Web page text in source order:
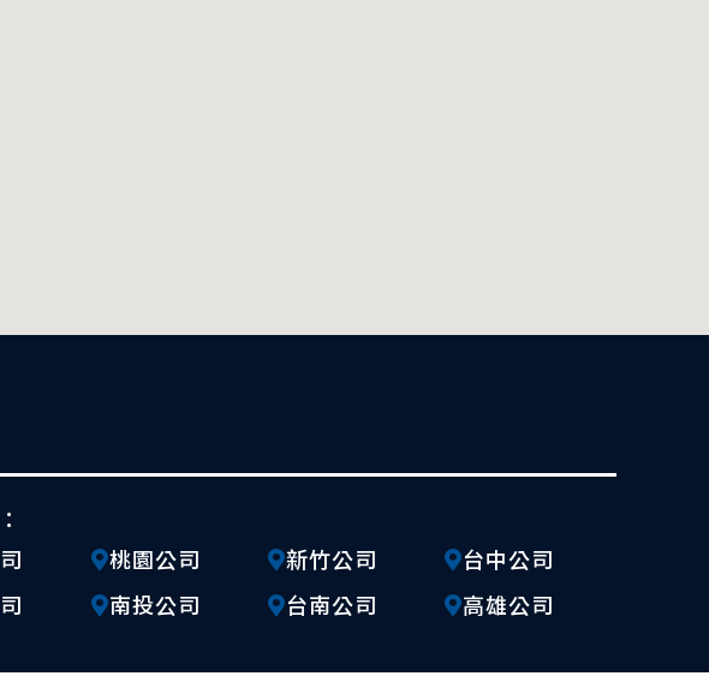
桃園公司 新竹公司
台中公司
南投公司 台南公司 高雄公司